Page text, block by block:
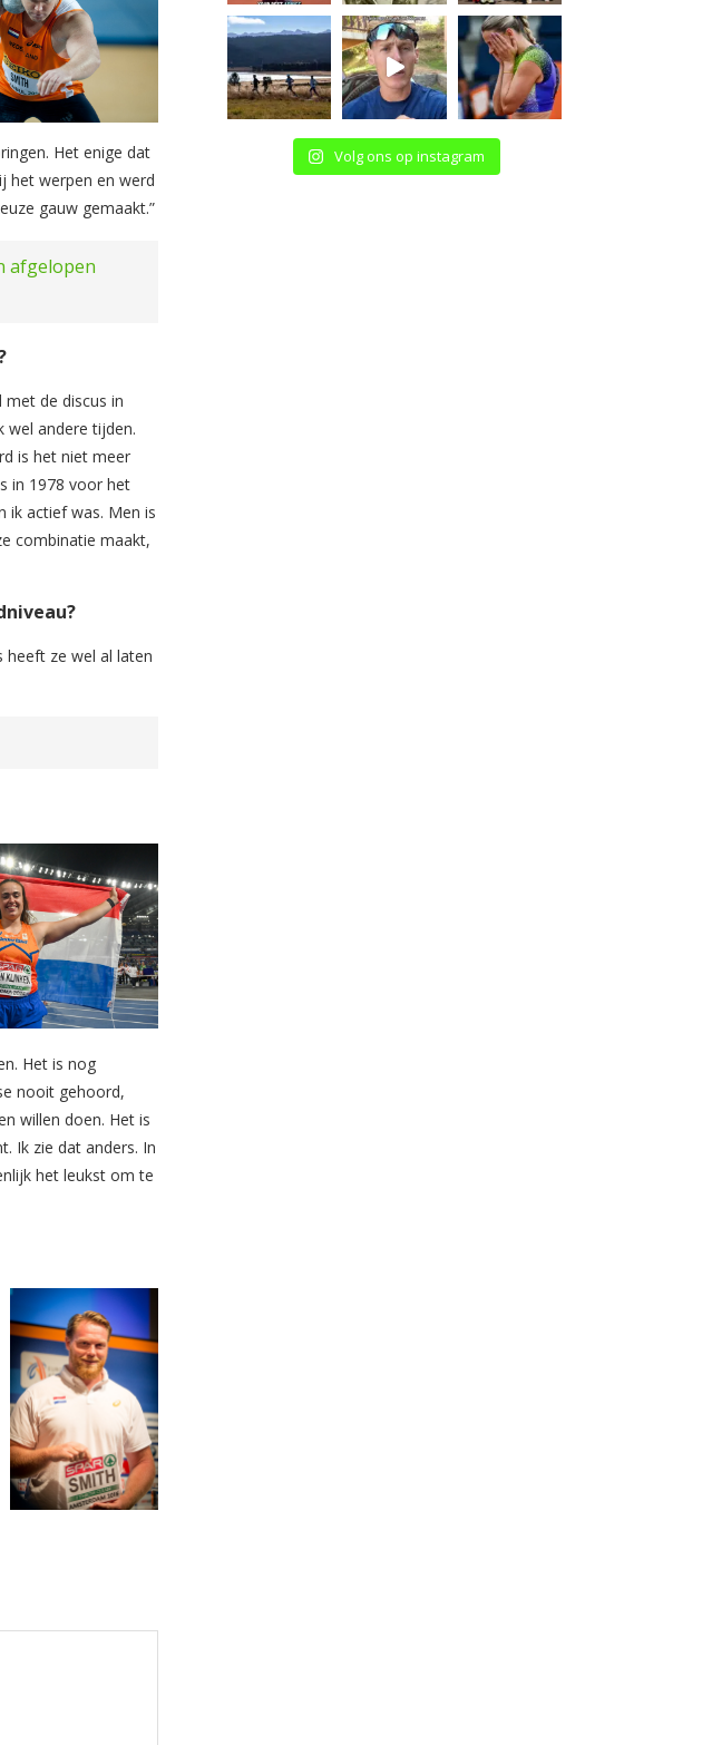
Het enige dat
het werpen en werd
gauw gemaakt.”
afgelopen
met de discus in
wel andere tijden.
is het niet meer
in 1978 voor het
ik actief was. Men is
combinatie maakt,
ze wel al laten
Het is nog
nooit gehoord,
willen doen. Het is
Ik zie dat anders. In
het leukst om te
Volg ons op instagram